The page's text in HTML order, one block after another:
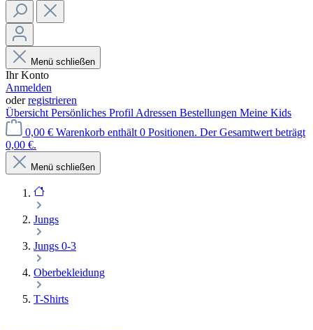
Menü schließen
Ihr Konto
Anmelden
oderregistrieren
Übersicht Persönliches Profil Adressen Bestellungen Meine Kids
0,00 € Warenkorb enthält 0 Positionen. Der Gesamtwert beträgt
0,00 €.
Menü schließen
Jungs
Jungs 0-3
Oberbekleidung
T-Shirts